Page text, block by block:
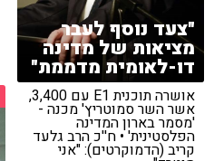
"צעד נוסף לעבר
מציאות של מדינה
דו-לאומית מדממת"
אושרה תוכנית E1 עם 3,400,
אשר השר סמוטריץ' מכנה -
'מסמר בארון המדינה
הפלסטינית' • ח''כ הרב גלעד
קריב (הדמוקרטים): "אני